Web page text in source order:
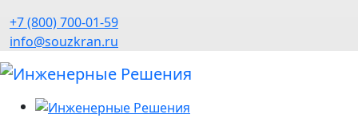
+7 (800) 700-01-59
info@souzkran.ru